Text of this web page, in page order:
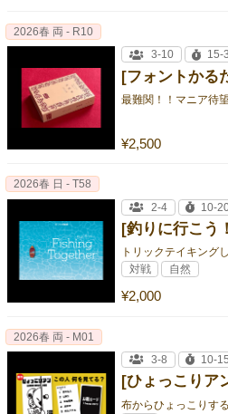
¥2,500
2026春 両 - R10
3-10
15-
[釣りに行こう
¥2,000
2026春 日 - T58
2-4
10-
対戦 自然
[ひょっこりア
2026春 両 - M01
3-8
10-15